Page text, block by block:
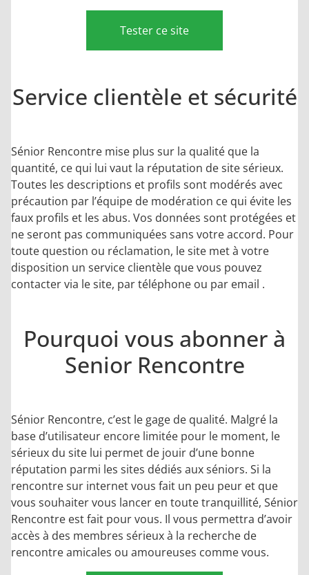
Tester ce site
Service clientèle et sécurité
Sénior Rencontre mise plus sur la qualité que la
quantité, ce qui lui vaut la réputation de site sérieux.
Toutes les descriptions et profils sont modérés avec
précaution par l’équipe de modération ce qui évite les
faux profils et les abus. Vos données sont protégées et
ne seront pas communiquées sans votre accord. Pour
toute question ou réclamation, le site met à votre
disposition un service clientèle que vous pouvez
contacter via le site, par téléphone ou par email .
Pourquoi vous abonner à
Senior Rencontre
Sénior Rencontre, c’est le gage de qualité. Malgré la
base d’utilisateur encore limitée pour le moment, le
sérieux du site lui permet de jouir d’une bonne
réputation parmi les sites dédiés aux séniors. Si la
rencontre sur internet vous fait un peu peur et que
vous souhaiter vous lancer en toute tranquillité, Sénior
Rencontre est fait pour vous. Il vous permettra d’avoir
accès à des membres sérieux à la recherche de
rencontre amicales ou amoureuses comme vous.